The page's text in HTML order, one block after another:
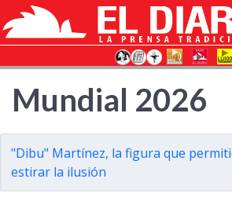
Mundial 2026
"Dibu" Martínez, la figura que
estirar la ilusión